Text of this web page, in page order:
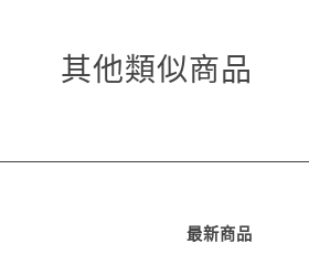
其他類似商品
最新商品